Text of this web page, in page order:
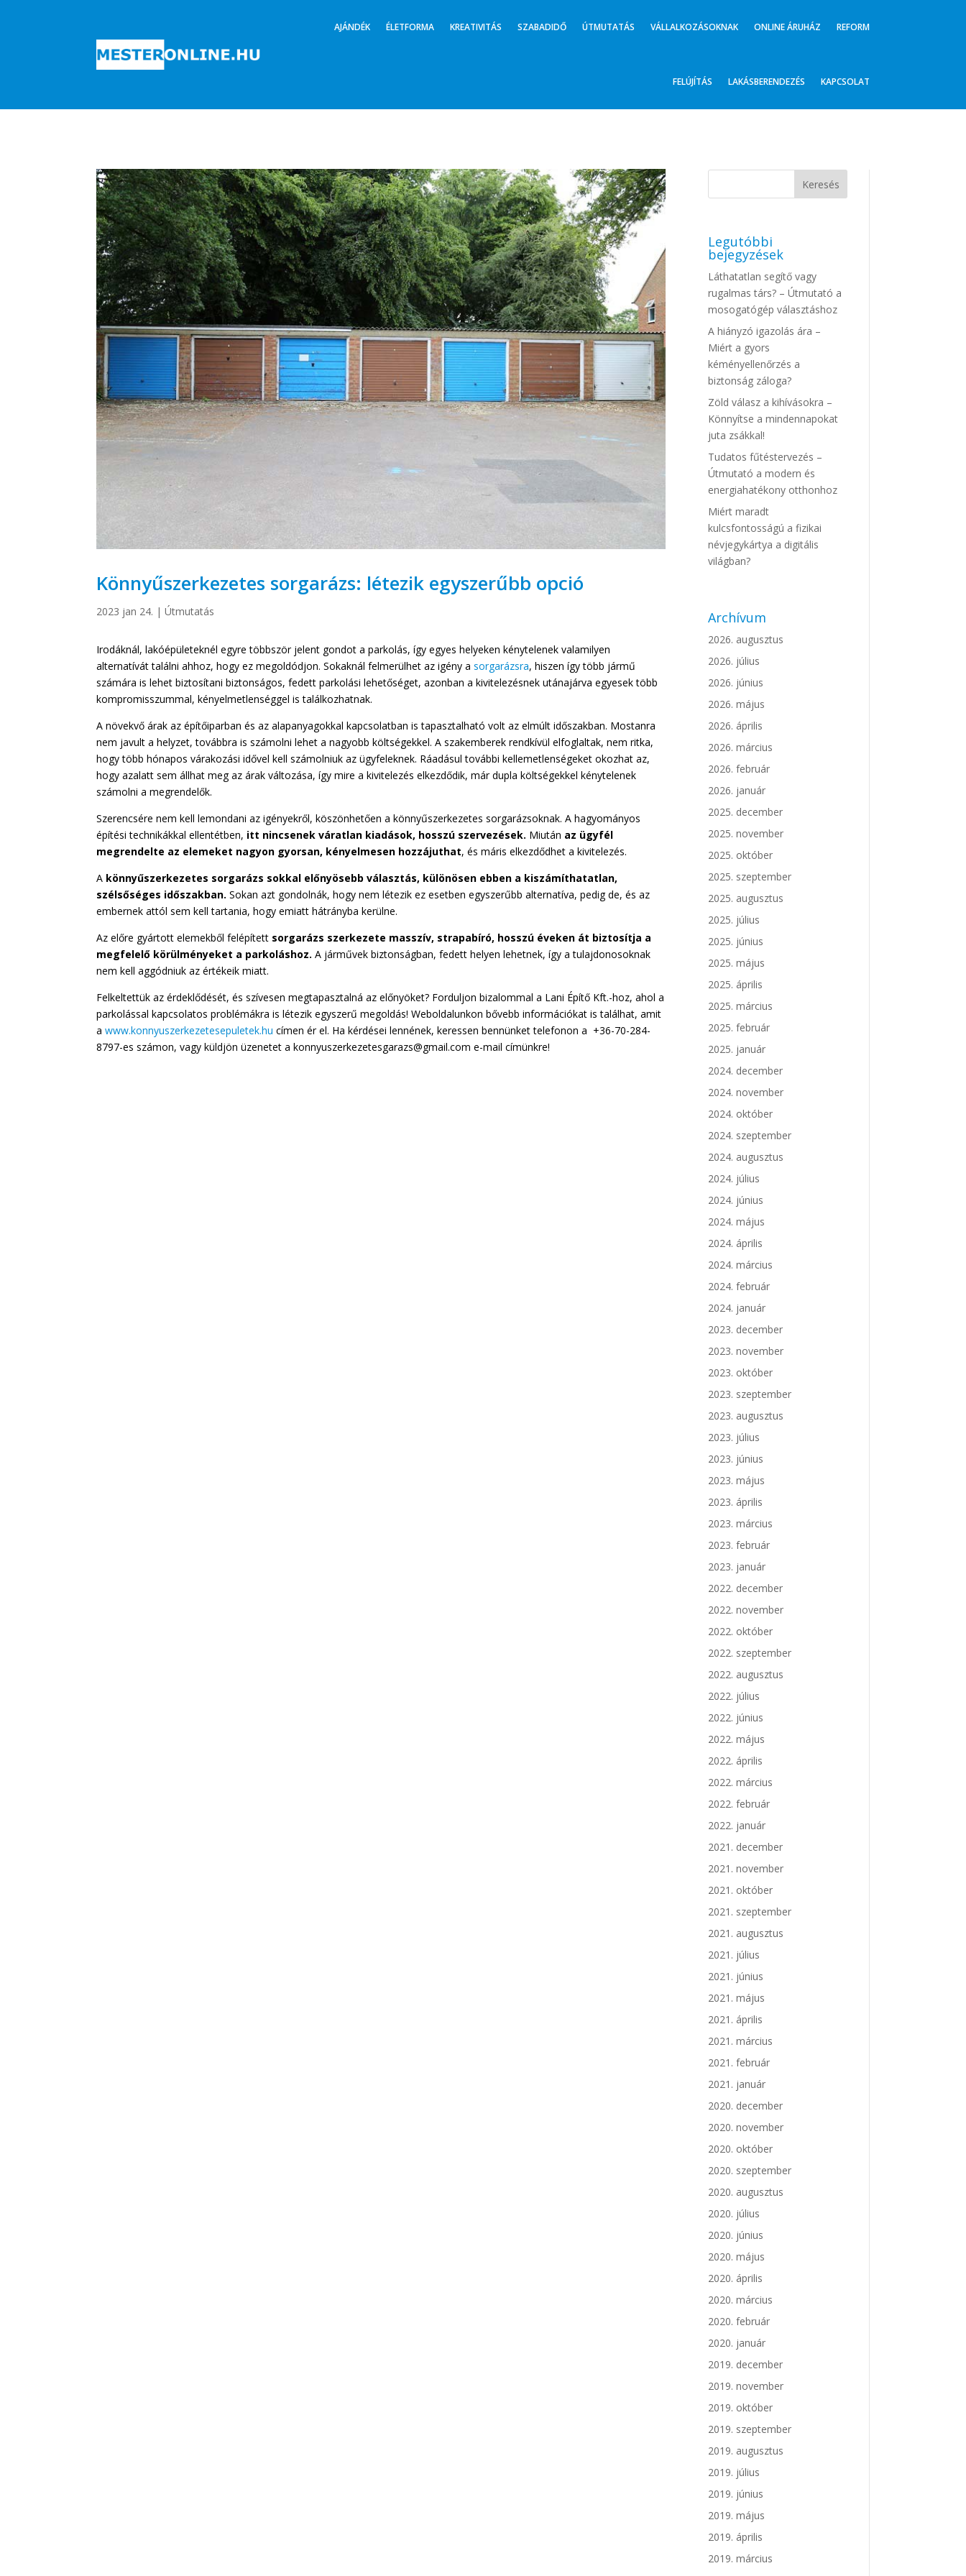
AJÁNDÉK ÉLETFORMA KREATIVITÁS SZABADIDŐ ÚTMUTATÁS VÁLLALKOZÁSOKNAK ONLINE ÁRUHÁZ REFORM
FELÚJÍTÁS LAKÁSBERENDEZÉS KAPCSOLAT
Könnyűszerkezetes sorgarázs: létezik egyszerűbb opció
2023 jan 24. |Útmutatás
Irodáknál, lakóépületeknél egyre többször jelent gondot a parkolás, így egyes helyeken kénytelenek valamilyen
alternatívát találni ahhoz, hogy ez megoldódjon. Sokaknál felmerülhet az igény asorgarázsra, hiszen így több jármű
számára is lehet biztosítani biztonságos, fedett parkolási lehetőséget, azonban a kivitelezésnek utánajárva egyesek több
kompromisszummal, kényelmetlenséggel is találkozhatnak.
A növekvő árak az építőiparban és az alapanyagokkal kapcsolatban is tapasztalható volt az elmúlt időszakban. Mostanra
nem javult a helyzet, továbbra is számolni lehet a nagyobb költségekkel. A szakemberek rendkívül elfoglaltak, nem ritka,
hogy több hónapos várakozási idővel kell számolniuk az ügyfeleknek. Ráadásul további kellemetlenségeket okozhat az,
hogy azalatt sem állhat meg az árak változása, így mire a kivitelezés elkezdődik, már dupla költségekkel kénytelenek
számolni a megrendelők.
Szerencsére nem kell lemondani az igényekről, köszönhetően a könnyűszerkezetes sorgarázsoknak. A hagyományos
építési technikákkal ellentétben, itt nincsenek váratlan kiadások, hosszú szervezések. Miután az ügyfél
megrendelte az elemeket nagyon gyorsan, kényelmesen hozzájuthat, és máris elkezdődhet a kivitelezés.
A könnyűszerkezetes sorgarázs sokkal előnyösebb választás, különösen ebben a kiszámíthatatlan,
szélsőséges időszakban. Sokan azt gondolnák, hogy nem létezik ez esetben egyszerűbb alternatíva, pedig de, és az
embernek attól sem kell tartania, hogy emiatt hátrányba kerülne.
Az előre gyártott elemekből felépített sorgarázs szerkezete masszív, strapabíró, hosszú éveken át biztosítja a
megfelelő körülményeket a parkoláshoz. A járművek biztonságban, fedett helyen lehetnek, így a tulajdonosoknak
nem kell aggódniuk az értékeik miatt.
Felkeltettük az érdeklődését, és szívesen megtapasztalná az előnyöket? Forduljon bizalommal a Lani Építő Kft.-hoz, ahol a
parkolással kapcsolatos problémákra is létezik egyszerű megoldás! Weboldalunkon bővebb információkat is találhat, amit
awww.konnyuszerkezetesepuletek.hu címen ér el. Ha kérdései lennének, keressen bennünket telefonon a +36-70-284-
8797-es számon, vagy küldjön üzenetet a konnyuszerkezetesgarazs@gmail.com e-mail címünkre!
Legutóbbi
bejegyzések
Láthatatlan segítő vagy
rugalmas társ? – Útmutató a
mosogatógép választáshoz
A hiányzó igazolás ára –
Miért a gyors
kéményellenőrzés a
biztonság záloga?
Zöld válasz a kihívásokra –
Könnyítse a mindennapokat
juta zsákkal!
Tudatos fűtéstervezés –
Útmutató a modern és
energiahatékony otthonhoz
Miért maradt
kulcsfontosságú a fizikai
névjegykártya a digitális
világban?
Archívum
2026. augusztus
2026. július
2026. június
2026. május
2026. április
2026. március
2026. február
2026. január
2025. december
2025. november
2025. október
2025. szeptember
2025. augusztus
2025. július
2025. június
2025. május
2025. április
2025. március
2025. február
2025. január
2024. december
2024. november
2024. október
2024. szeptember
2024. augusztus
2024. július
2024. június
2024. május
2024. április
2024. március
2024. február
2024. január
2023. december
2023. november
2023. október
2023. szeptember
2023. augusztus
2023. július
2023. június
2023. május
2023. április
2023. március
2023. február
2023. január
2022. december
2022. november
2022. október
2022. szeptember
2022. augusztus
2022. július
2022. június
2022. május
2022. április
2022. március
2022. február
2022. január
2021. december
2021. november
2021. október
2021. szeptember
2021. augusztus
2021. július
2021. június
2021. május
2021. április
2021. március
2021. február
2021. január
2020. december
2020. november
2020. október
2020. szeptember
2020. augusztus
2020. július
2020. június
2020. május
2020. április
2020. március
2020. február
2020. január
2019. december
2019. november
2019. október
2019. szeptember
2019. augusztus
2019. július
2019. június
2019. május
2019. április
2019. március